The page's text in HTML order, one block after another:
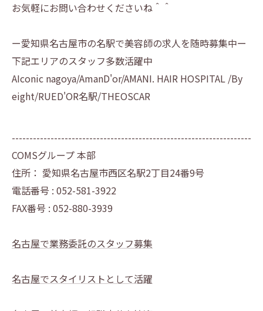
お気軽にお問い合わせくださいね＾＾
ー愛知県名古屋市の名駅で美容師の求人を随時募集中ー
下記エリアのスタッフ多数活躍中
AIconic nagoya/AmanD'or/AMANI. HAIR HOSPITAL /By
eight/RUED'OR名駅/THEOSCAR
--------------------------------------------------------------------
COMSグループ 本部
住所： 愛知県名古屋市西区名駅2丁目24番9号
電話番号 : 052-581-3922
FAX番号 : 052-880-3939
名古屋で業務委託のスタッフ募集
名古屋でスタイリストとして活躍